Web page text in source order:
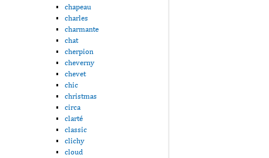
chapeau
charles
charmante
chat
cherpion
cheverny
chevet
chic
christmas
circa
clarté
classic
clichy
cloud